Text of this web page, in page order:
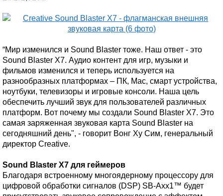
“Мир изменился и Sound Blaster тоже. Наш ответ - это
Sound Blaster X7. Аудио контент для игр, музыки и
фильмов изменился и теперь используется на
разнообразных платформах – ПК, Mac, смарт устройства,
ноутбуки, телевизоры и игровые консоли. Наша цель
обеспечить лучший звук для пользователей различных
платформ. Вот почему мы создали Sound Blaster X7. Это
самая заряженная звуковая карта Sound Blaster на
сегодняшний день", - говорит Вонг Ху Сим, генеральный
директор Creative.
Sound Blaster X7 для геймеров
Благодаря встроенному многоядерному процессору для
цифровой обработки сигналов (DSP) SB-Axx1™ будет